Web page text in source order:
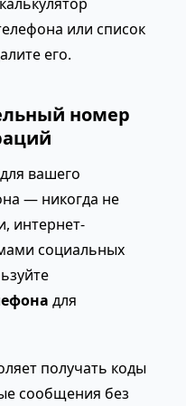
или список
его.
номер
вашего
— никогда не
интернет-
социальных
для
получать коды
сообщения без